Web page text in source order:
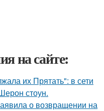
на сайте:
их Прятать": в сети
стоун.
о возвращении на